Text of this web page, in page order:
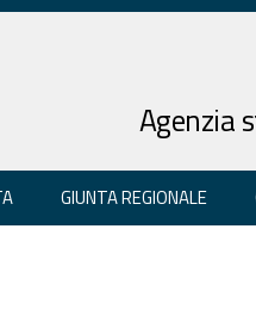
Agenzia
GIUNTA REGIONALE